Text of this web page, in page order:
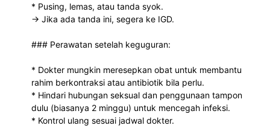
* Pusing, lemas, atau tanda syok.
→ Jika ada tanda ini, segera ke IGD.
### Perawatan setelah keguguran:
* Dokter mungkin meresepkan obat untuk membantu
rahim berkontraksi atau antibiotik bila perlu.
* Hindari hubungan seksual dan penggunaan tampon
dulu (biasanya 2 minggu) untuk mencegah infeksi.
* Kontrol ulang sesuai jadwal dokter.